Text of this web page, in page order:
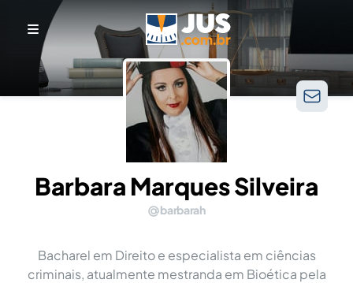
Barbara Marques Silveira
barbarah
Bacharel em Direito e especialista em ciências
criminais, atualmente mestranda em Bioética pela